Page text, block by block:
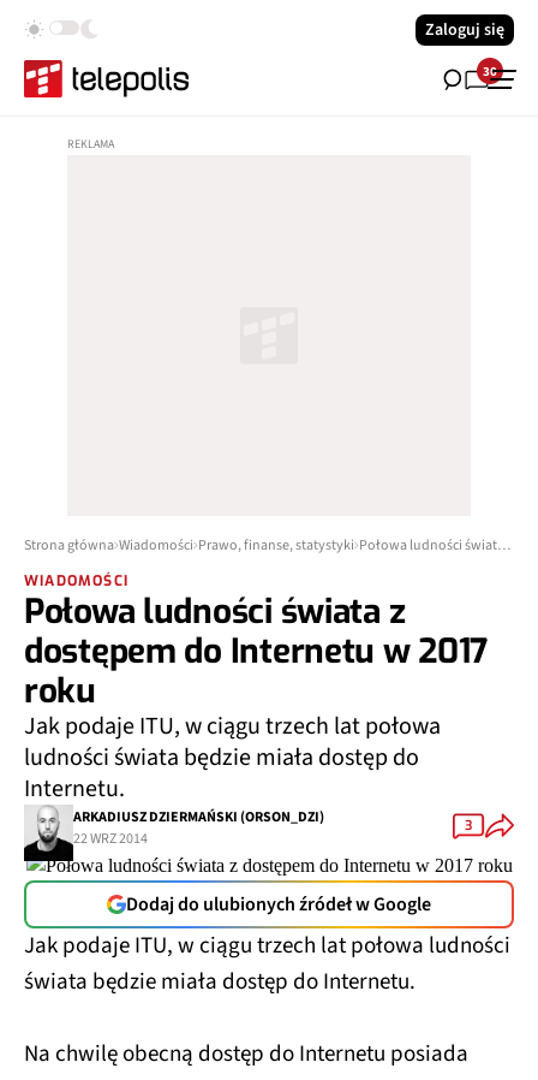
Zaloguj się
30
Strona główna Wiadomości Prawo, finanse, statystyki Połowa ludności świata z dostępem do Internetu w 2017 roku
WIADOMOŚCI
Połowa ludności świata z
dostępem do Internetu w 2017
roku
Jak podaje ITU, w ciągu trzech lat połowa
ludności świata będzie miała dostęp do
Internetu.
ARKADIUSZ DZIERMAŃSKI (ORSON_DZI)
22 WRZ 2014
3
Dodaj do ulubionych źródeł w Google
Jak podaje ITU, w ciągu trzech lat połowa ludności
świata będzie miała dostęp do Internetu.
Na chwilę obecną dostęp do Internetu posiada